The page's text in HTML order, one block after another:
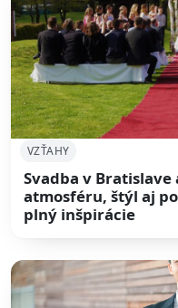
VZŤAHY
Svadba v
atmosféru, štýl aj
plný inšpirácie